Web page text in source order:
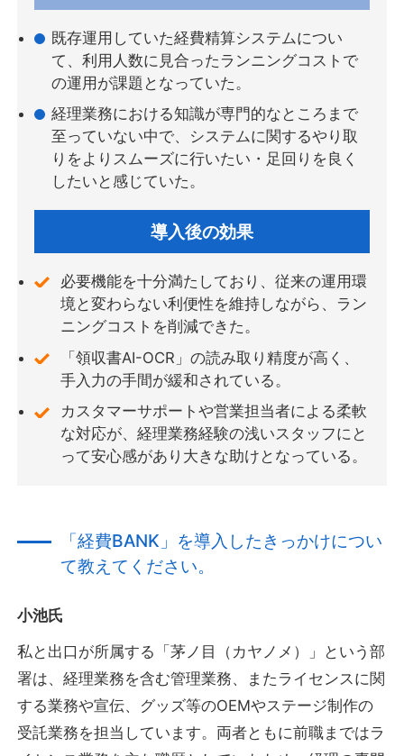
既存運用していた経費精算システムについ
て、利用人数に見合ったランニングコストで
の運用が課題となっていた。
経理業務における知識が専門的なところまで
至っていない中で、システムに関するやり取
りをよりスムーズに行いたい・足回りを良く
したいと感じていた。
導入後の効果
必要機能を十分満たしており、従来の運用環
境と変わらない利便性を維持しながら、ラン
ニングコストを削減できた。
「領収書AI-OCR」の読み取り精度が高く、
手入力の手間が緩和されている。
カスタマーサポートや営業担当者による柔軟
な対応が、経理業務経験の浅いスタッフにと
って安心感があり大きな助けとなっている。
「経費BANK」を導入したきっかけについ
て教えてください。
小池氏
私と出口が所属する「茅ノ目（カヤノメ）」という部
署は、経理業務を含む管理業務、またライセンスに関
する業務や宣伝、グッズ等のOEMやステージ制作の
受託業務を担当しています。両者ともに前職まではラ